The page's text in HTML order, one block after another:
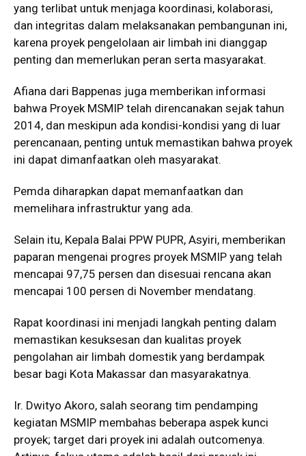
yang terlibat untuk menjaga koordinasi, kolaborasi,
dan integritas dalam melaksanakan pembangunan ini,
karena proyek pengelolaan air limbah ini dianggap
penting dan memerlukan peran serta masyarakat.
Afiana dari Bappenas juga memberikan informasi
bahwa Proyek MSMIP telah direncanakan sejak tahun
2014, dan meskipun ada kondisi-kondisi yang di luar
perencanaan, penting untuk memastikan bahwa proyek
ini dapat dimanfaatkan oleh masyarakat.
Pemda diharapkan dapat memanfaatkan dan
memelihara infrastruktur yang ada.
Selain itu, Kepala Balai PPW PUPR, Asyiri, memberikan
paparan mengenai progres proyek MSMIP yang telah
mencapai 97,75 persen dan disesuai rencana akan
mencapai 100 persen di November mendatang.
Rapat koordinasi ini menjadi langkah penting dalam
memastikan kesuksesan dan kualitas proyek
pengolahan air limbah domestik yang berdampak
besar bagi Kota Makassar dan masyarakatnya.
Ir. Dwityo Akoro, salah seorang tim pendamping
kegiatan MSMIP membahas beberapa aspek kunci
proyek; target dari proyek ini adalah outcomenya.